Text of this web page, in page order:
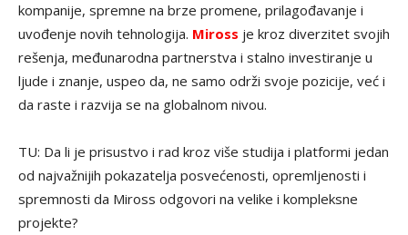
kompanije, spremne na brze promene, prilagođavanje i
uvođenje novih tehnologija. Miross je kroz diverzitet svojih
rešenja, međunarodna partnerstva i stalno investiranje u
ljude i znanje, uspeo da, ne samo održi svoje pozicije, već i
da raste i razvija se na globalnom nivou.
TU: Da li je prisustvo i rad kroz više studija i platformi jedan
od najvažnijih pokazatelja posvećenosti, opremljenosti i
spremnosti da Miross odgovori na velike i kompleksne
projekte?